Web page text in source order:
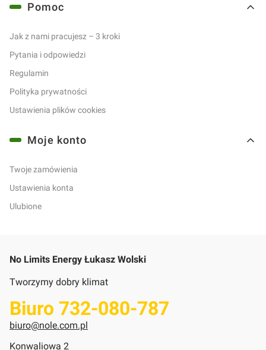
Pomoc
Jak z nami pracujesz – 3 kroki
Pytania i odpowiedzi
Regulamin
Polityka prywatności
Ustawienia plików cookies
Moje konto
Twoje zamówienia
Ustawienia konta
Ulubione
No Limits Energy Łukasz Wolski
Tworzymy dobry klimat
Biuro 732-080-787
biuro@nole.com.pl
Konwaliowa 2